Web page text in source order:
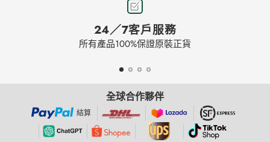
24／7客戶服務
所有產品100%保證原裝正貨
全球合作夥伴
結算